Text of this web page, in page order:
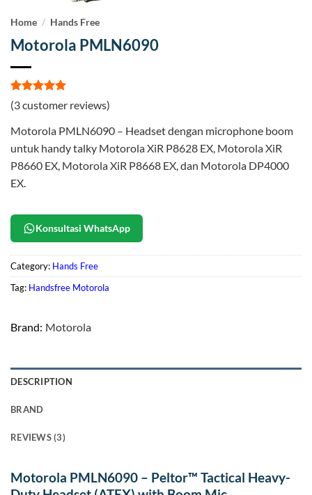
Home / Hands Free
Motorola PMLN6090
Rated5
out of 5
3
customer
ratings
(3customer reviews)
Motorola PMLN6090 – Headset dengan microphone boom
untuk handy talky Motorola XiR P8628 EX, Motorola XiR
P8660 EX, Motorola XiR P8668 EX, dan Motorola DP4000
EX.
Konsultasi WhatsApp
Category: Hands Free
Tag: Handsfree Motorola
Brand: Motorola
DESCRIPTION
BRAND
REVIEWS (3)
Motorola PMLN6090 – Peltor™ Tactical Heavy-